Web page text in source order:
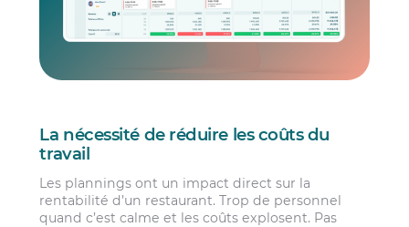
La nécessité de réduire les coûts du
travail
Les plannings ont un impact direct sur la
rentabilité d’un restaurant. Trop de personnel
quand c’est calme et les coûts explosent. Pas